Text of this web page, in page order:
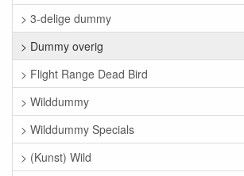
> 3-delige dummy
> Dummy overig
> Flight Range Dead Bird
> Wilddummy
> Wilddummy Specials
> (Kunst) Wild